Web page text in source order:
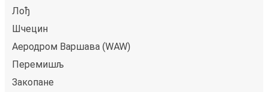
Лођ
Шчецин
Аеродром Варшава (WAW)
Перемишљ
Закопане